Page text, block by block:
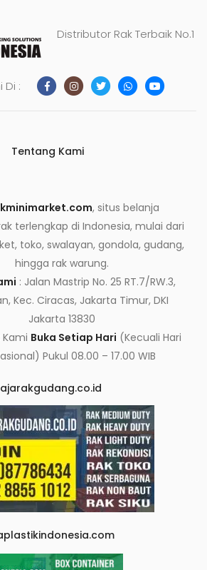
Distributor Rak Terbaik No.1
Di :
Tentang Kami
, situs belanja
terlengkap di Indonesia, mulai dari
toko, swalayan, gondola, gudang,
hingga rak warung.
: Jalan Mastrip No. 25 RT.7/RW.3,
Kec. Ciracas, Jakarta Timur, DKI
Jakarta 13830
Kami Buka Setiap Hari (Kecuali Hari
Pukul 08.00 – 17.00 WIB